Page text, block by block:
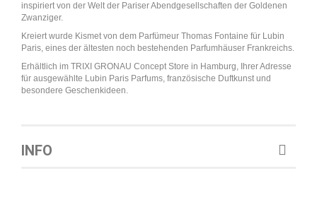
inspiriert von der Welt der Pariser Abendgesellschaften der Goldenen
Zwanziger.
Kreiert wurde Kismet von dem Parfümeur Thomas Fontaine für Lubin
Paris, eines der ältesten noch bestehenden Parfumhäuser Frankreichs.
Erhältlich im TRIXI GRONAU Concept Store in Hamburg, Ihrer Adresse
für ausgewählte Lubin Paris Parfums, französische Duftkunst und
besondere Geschenkideen.
INFO